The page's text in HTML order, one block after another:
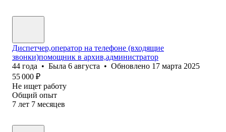
Диспетчер,оператор на телефоне (входящие
звонки)помощник в архив,администратор
44 года • Была 6 августа • Обновлено 17 марта 2025
55 000 ₽
Не ищет работу
Общий опыт
7 лет 7 месяцев